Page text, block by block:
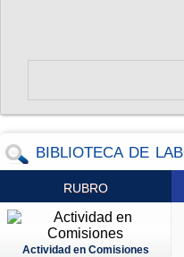
BIBLIOTECA DE
RUBRO
Actividad en Comisiones